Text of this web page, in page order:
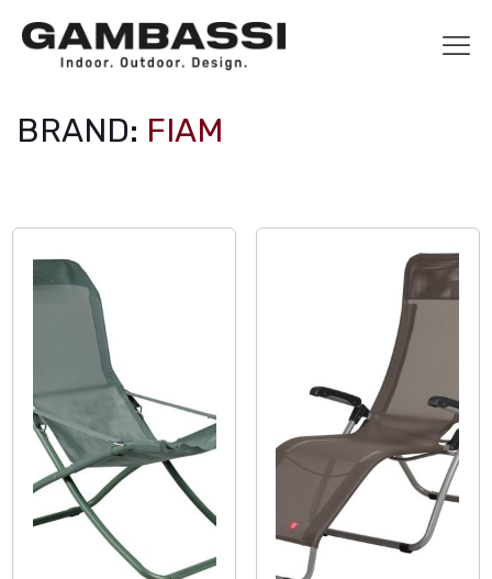
BRAND: FIAM